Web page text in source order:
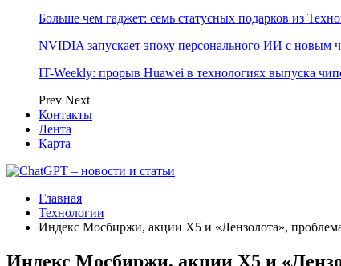
Больше чем гаджет: семь статусных подарков из
NVIDIA запускает эпоху персонального ИИ с новым
IT-Weekly: прорыв Huawei в технологиях выпуска
Prev Next
Контакты
Лента
Карта
Главная
Технологии
Индекс Мосбиржи, акции X5 и «Лензолота»,
Индекс Мосбиржи, акции X5 и